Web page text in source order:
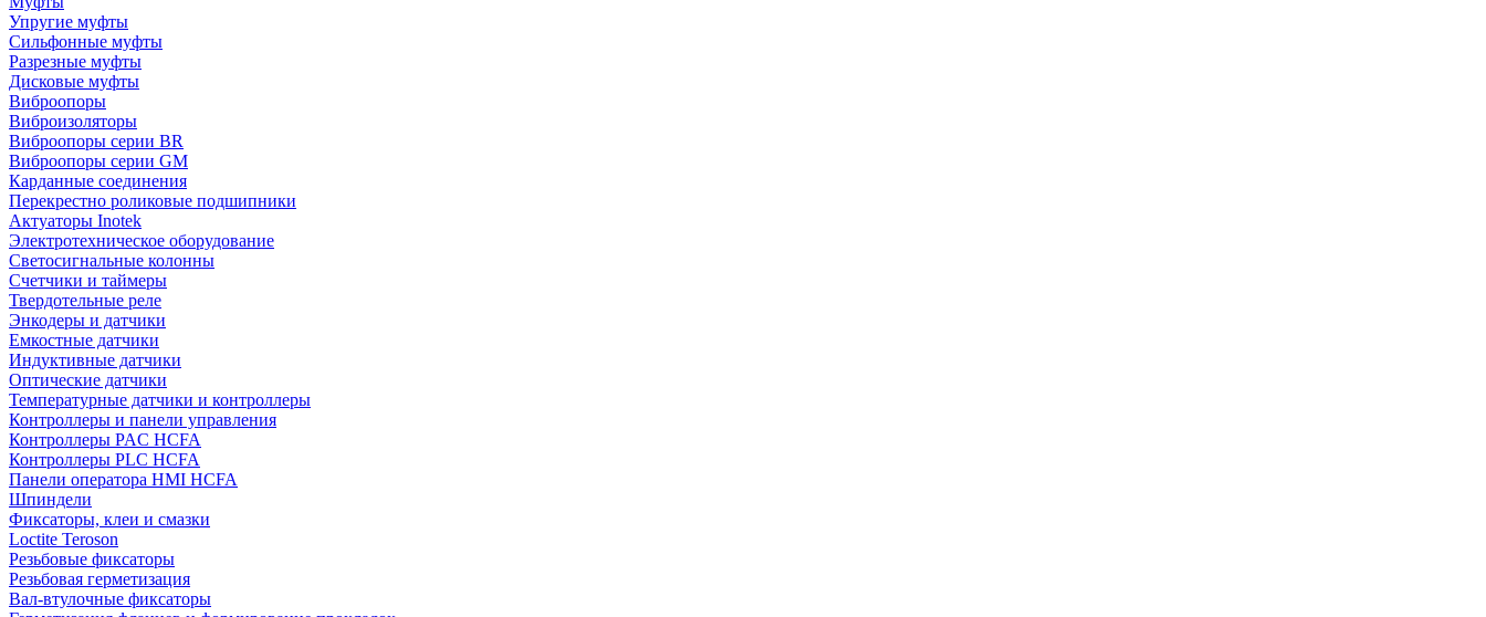
Упругие муфты
Сильфонные муфты
Разрезные муфты
Дисковые муфты
Виброопоры
Виброизоляторы
Виброопоры серии BR
Виброопоры серии GM
Карданные соединения
Перекрестно роликовые подшипники
Актуаторы Inotek
Электротехническое оборудование
Светосигнальные колонны
Счетчики и таймеры
Твердотельные реле
Энкодеры и датчики
Емкостные датчики
Индуктивные датчики
Оптические датчики
Температурные датчики и контроллеры
Контроллеры и панели управления
Контроллеры PAC HCFA
Контроллеры PLC HCFA
Панели оператора HMI HCFA
Шпиндели
Фиксаторы, клеи и смазки
Loctite Teroson
Резьбовые фиксаторы
Резьбовая герметизация
Вал-втулочные фиксаторы